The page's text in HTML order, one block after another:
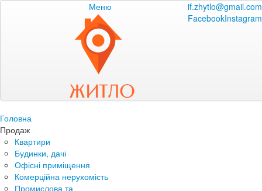
Меню
if.zhytlo@gmail.com
FacebookInstagram
Головна
Продаж
Квартири
Будинки, дачі
Офісні приміщення
Комерційна нерухомість
Промислова та